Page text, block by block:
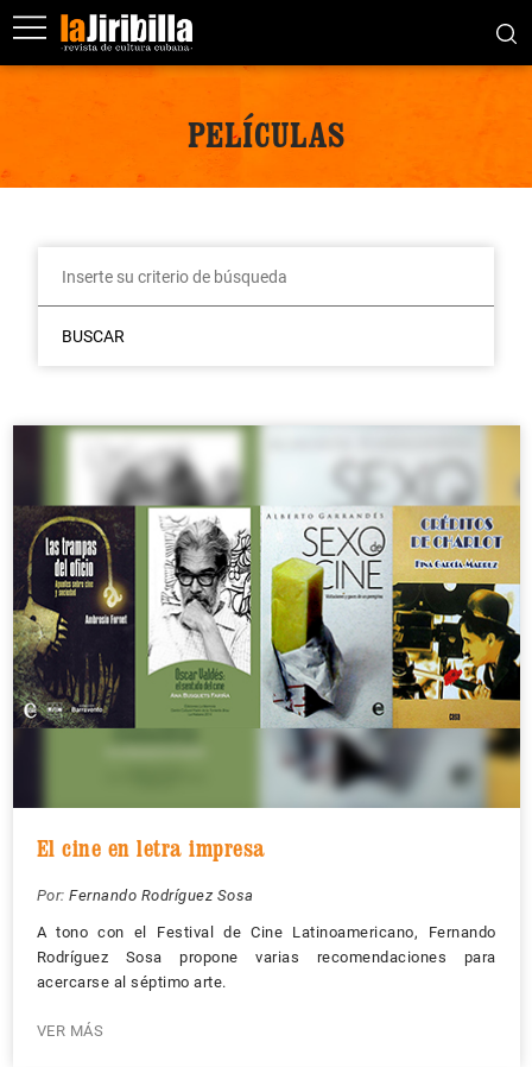
PELÍCULAS
BUSCAR
El cine en letra impresa
Por: Fernando Rodríguez Sosa
A tono con el Festival de Cine Latinoamericano, Fernando
Rodríguez Sosa propone varias recomendaciones para
acercarse al séptimo arte.
VER MÁS